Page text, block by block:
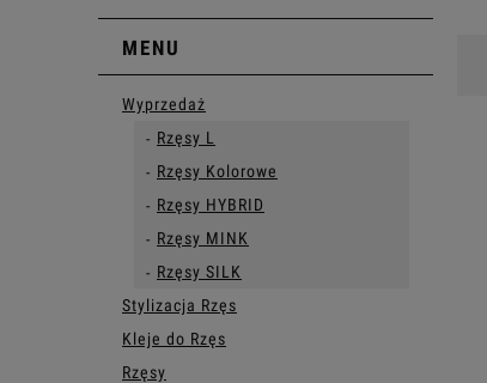
MENU
Wyprzedaż
Rzęsy L
Rzęsy Kolorowe
Rzęsy HYBRID
Rzęsy MINK
Rzęsy SILK
Stylizacja Rzęs
Kleje do Rzęs
Rzęsy